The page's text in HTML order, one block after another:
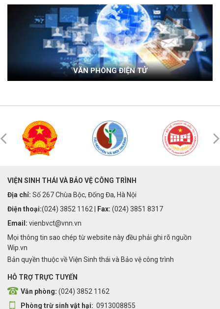
VĂN PHÒNG ĐIỆN TỬ
VIỆN SINH THÁI VÀ BẢO VỆ CÔNG TRÌNH
Địa chỉ: Số 267 Chùa Bộc, Đống Đa, Hà Nội
Điện thoại:(024) 3852 1162 | Fax: (024) 3851 8317
Email: vienbvct@vnn.vn
Mọi thông tin sao chép từ website này đều phải ghi rõ nguồn
Wip.vn
Bản quyền thuộc về Viện Sinh thái và Bảo vệ công trình
HỖ TRỢ TRỰC TUYẾN
Văn phòng: (024) 3852 1162
Phòng trừ sinh vật hại: 0913008855